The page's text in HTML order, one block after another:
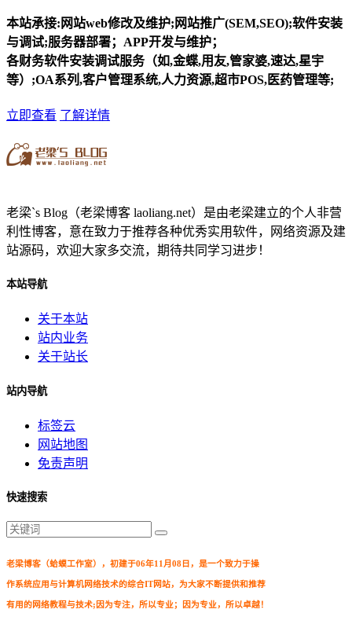
本站承接:网站web修改及维护;网站推广(SEM,SEO);软件安装
与调试;服务器部署；APP开发与维护；
各财务软件安装调试服务（如,金蝶,用友,管家婆,速达,星宇
等）;OA系列,客户管理系统,人力资源,超市POS,医药管理等;
立即查看 了解详情
老梁`s Blog（老梁博客 laoliang.net）是由老梁建立的个人非营
利性博客，意在致力于推荐各种优秀实用软件，网络资源及建
站源码，欢迎大家多交流，期待共同学习进步！
本站导航
关于本站
站内业务
关于站长
站内导航
标签云
网站地图
免责声明
快速搜索
老梁博客（蛤蟆工作室），初建于06年11月08日，是一个致力于操
作系统应用与计算机网络技术的综合IT网站，为大家不断提供和推荐
有用的网络教程与技术;因为专注，所以专业；因为专业，所以卓越！